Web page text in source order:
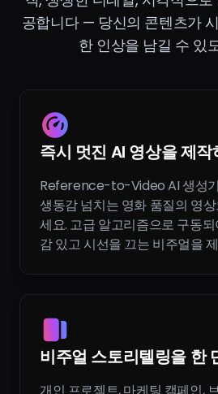
공합니다 — 당신의 콘텐츠가
한 인상을 남길 수 있
즉시 멋진 AI 영상을 제
Reference-to-Video AI 생성
생동감 넘치는 영화 품질의 영
세요. 고급 알고리즘으로 구동
감 있고 시선을 끄는 비주얼을
비주얼 스토리텔링을 한